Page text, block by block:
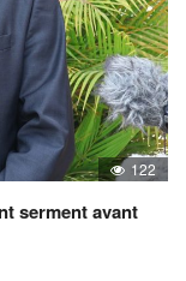
122
serment avant